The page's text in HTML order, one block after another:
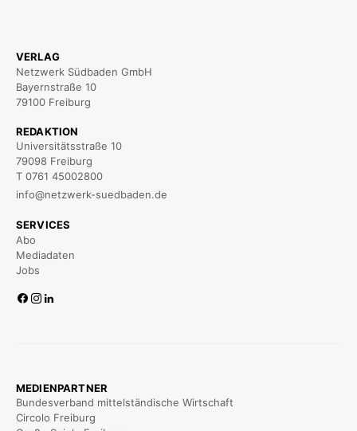
VERLAG
Netzwerk Südbaden GmbH
Bayernstraße 10
79100 Freiburg
REDAKTION
Universitätsstraße 10
79098 Freiburg
T 0761 45002800
info@netzwerk-suedbaden.de
SERVICES
Abo
Mediadaten
Jobs
MEDIENPARTNER
Bundesverband mittelständische Wirtschaft
Circolo Freiburg